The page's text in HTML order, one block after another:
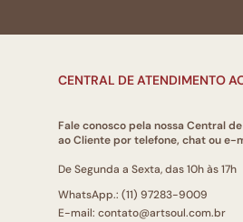
CENTRAL DE ATENDIMENTO
Fale conosco pela nossa Central
ao Cliente por telefone, chat ou e-
De Segunda a Sexta, das 10h às 17h
WhatsApp.: (11) 97283-9009
E-mail: contato@artsoul.com.br